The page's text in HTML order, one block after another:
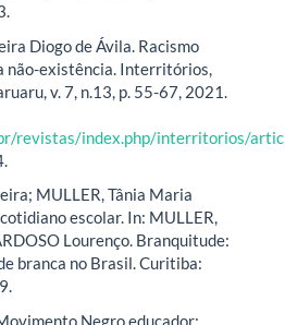
Diogo de Ávila. Racismo
não-existência. Interritórios,
v. 7, n.13, p. 55-67, 2021.
revistas/index.php/interritorios/
MULLER, Tânia Maria
escolar. In: MULLER,
Lourenço. Branquitude:
branca no Brasil. Curitiba:
Negro educador: